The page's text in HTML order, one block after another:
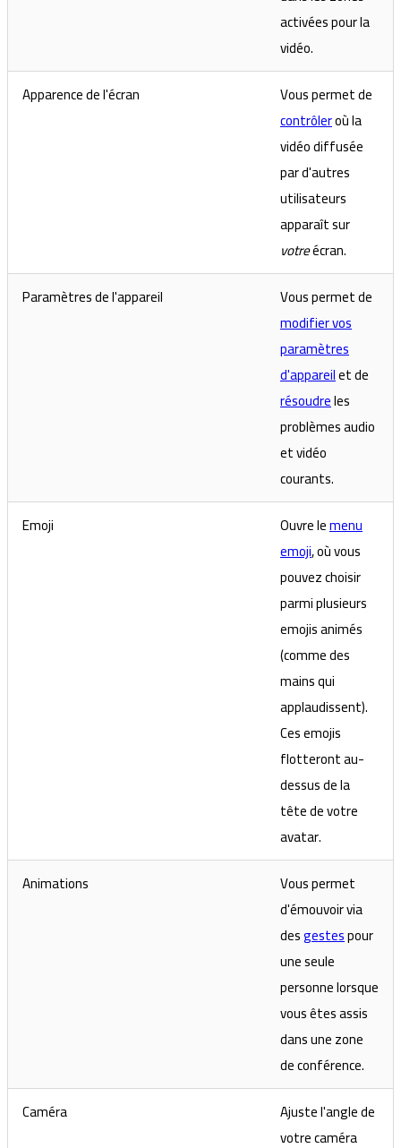
activées pour la
vidéo.
Apparence de l'écran
Vous permet de
contrôleroù la
vidéo diffusée
par d'autres
utilisateurs
apparaît sur
votreécran.
Paramètres de l'appareil
Vous permet de
modifier vos
paramètres
d'appareilet de
résoudreles
problèmes audio
et vidéo
courants.
Emoji
Ouvre lemenu
emoji, où vous
pouvez choisir
parmi plusieurs
emojis animés
(comme des
mains qui
applaudissent).
Ces emojis
flotteront au-
dessus de la
tête de votre
avatar.
Animations
Vous permet
d'émouvoir via
desgestespour
une seule
personne lorsque
vous êtes assis
dans une zone
de conférence.
Caméra
Ajuste l'angle de
votre caméra